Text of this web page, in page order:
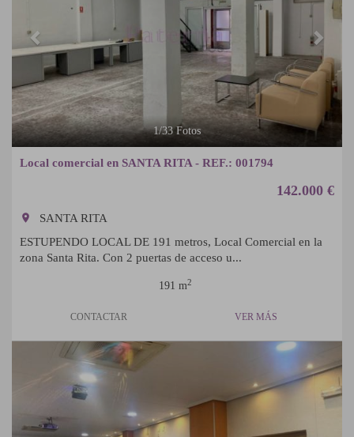
1/33Fotos
Local comercial en SANTA RITA - REF.: 001794
142.000 €
room
SANTA RITA
ESTUPENDO LOCAL DE 191 metros, Local Comercial en la
zona Santa Rita. Con 2 puertas de acceso u...
191 m2
CONTACTAR VER MÁS
Previous